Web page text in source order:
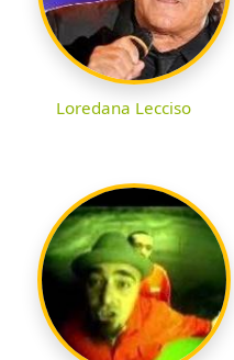
Loredana Lecciso